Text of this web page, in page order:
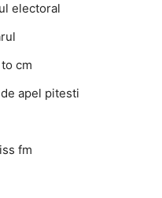
electoral
cm
apel pitesti
fm